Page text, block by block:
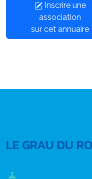
Inscrire une
association
sur cet annuaire
LE GRAU DU